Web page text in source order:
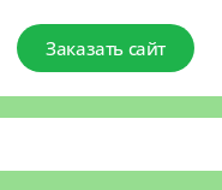
Заказать сайт